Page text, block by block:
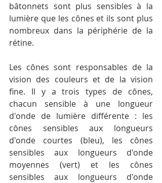
bâtonnets sont plus sensibles à la
lumière que les cônes et ils sont plus
nombreux dans la périphérie de la
rétine.
Les cônes sont responsables de la
vision des couleurs et de la vision
fine. Il y a trois types de cônes,
chacun sensible à une longueur
d'onde de lumière différente : les
cônes sensibles aux longueurs
d'onde courtes (bleu), les cônes
sensibles aux longueurs d'onde
moyennes (vert) et les cônes
sensibles aux longueurs d'onde